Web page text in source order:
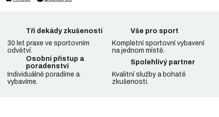
Tři dekády zkušeností
30 let praxe ve sportovním
odvětví.
Vše pro sport
Kompletní sportovní vybavení
na jednom místě.
Osobní přístup a
poradenství
Individuálně poradíme a
vybavíme.
Spolehlivý partner
Kvalitní služby a bohaté
zkušenosti.